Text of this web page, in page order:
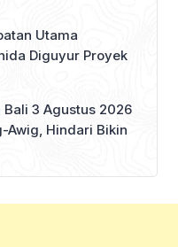
Utama
Diguyur Proyek
3 Agustus 2026
Awig, Hindari Bikin